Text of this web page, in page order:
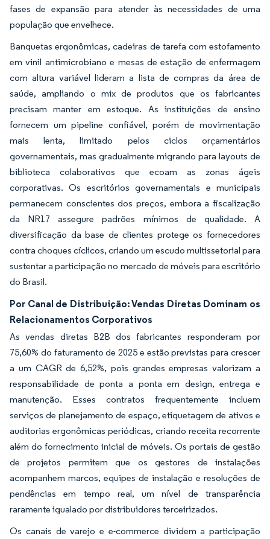
fases de expansão para atender às necessidades de uma
população que envelhece.
Banquetas ergonômicas, cadeiras de tarefa com estofamento
em vinil antimicrobiano e mesas de estação de enfermagem
com altura variável lideram a lista de compras da área de
saúde, ampliando o mix de produtos que os fabricantes
precisam manter em estoque. As instituições de ensino
fornecem um pipeline confiável, porém de movimentação
mais lenta, limitado pelos ciclos orçamentários
governamentais, mas gradualmente migrando para layouts de
biblioteca colaborativos que ecoam as zonas ágeis
corporativas. Os escritórios governamentais e municipais
permanecem conscientes dos preços, embora a fiscalização
da NR17 assegure padrões mínimos de qualidade. A
diversificação da base de clientes protege os fornecedores
contra choques cíclicos, criando um escudo multissetorial para
sustentar a participação no mercado de móveis para escritório
do Brasil.
Por Canal de Distribuição: Vendas Diretas Dominam os
Relacionamentos Corporativos
As vendas diretas B2B dos fabricantes responderam por
75,60% do faturamento de 2025 e estão previstas para crescer
a um CAGR de 6,52%, pois grandes empresas valorizam a
responsabilidade de ponta a ponta em design, entrega e
manutenção. Esses contratos frequentemente incluem
serviços de planejamento de espaço, etiquetagem de ativos e
auditorias ergonômicas periódicas, criando receita recorrente
além do fornecimento inicial de móveis. Os portais de gestão
de projetos permitem que os gestores de instalações
acompanhem marcos, equipes de instalação e resoluções de
pendências em tempo real, um nível de transparência
raramente igualado por distribuidores terceirizados.
Os canais de varejo e e-commerce dividem a participação